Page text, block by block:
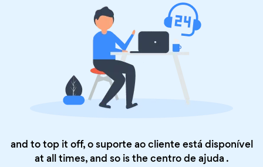
and to top it off, o suporte ao cliente está disponível
at all times, and so is thecentro de ajuda .